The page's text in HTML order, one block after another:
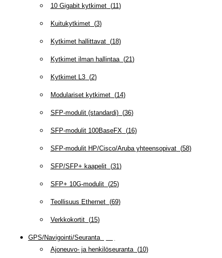
10 Gigabit kytkimet(11)
Kuitukytkimet(3)
Kytkimet hallittavat(18)
Kytkimet ilman hallintaa(21)
Kytkimet L3(2)
Modulariset kytkimet(14)
SFP-modulit (standardi)(36)
SFP-modulit 100BaseFX(16)
SFP-modulit HP/Cisco/Aruba yhteensopivat(58)
SFP/SFP+ kaapelit(31)
SFP+ 10G-modulit(25)
Teollisuus Ethernet(69)
Verkkokortit(15)
GPS/Navigointi/Seuranta(
Ajoneuvo- ja henkilöseuranta(10)